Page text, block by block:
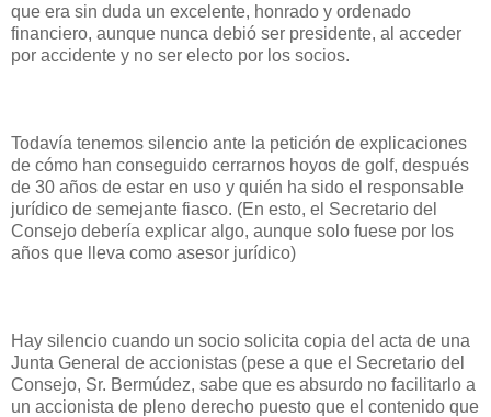
que era sin duda un excelente, honrado y ordenado
financiero, aunque nunca debió ser presidente, al acceder
por accidente y no ser electo por los socios.
Todavía tenemos silencio ante la petición de explicaciones
de cómo han conseguido cerrarnos hoyos de golf, después
de 30 años de estar en uso y quién ha sido el responsable
jurídico de semejante fiasco. (En esto, el Secretario del
Consejo debería explicar algo, aunque solo fuese por los
años que lleva como asesor jurídico)
Hay silencio cuando un socio solicita copia del acta de una
Junta General de accionistas (pese a que el Secretario del
Consejo, Sr. Bermúdez, sabe que es absurdo no facilitarlo a
un accionista de pleno derecho puesto que el contenido que